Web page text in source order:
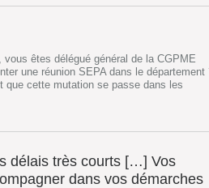
êtes délégué général de la CGPME
une réunion SEPA dans le département
que cette mutation se passe dans les
délais très courts […] Vos
dans vos démarches